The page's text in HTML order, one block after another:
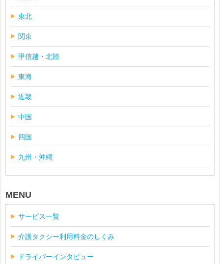
東北
関東
甲信越・北陸
東海
近畿
中国
四国
九州・沖縄
MENU
サービス一覧
介護タクシー利用料金のしくみ
ドライバーインタビュー